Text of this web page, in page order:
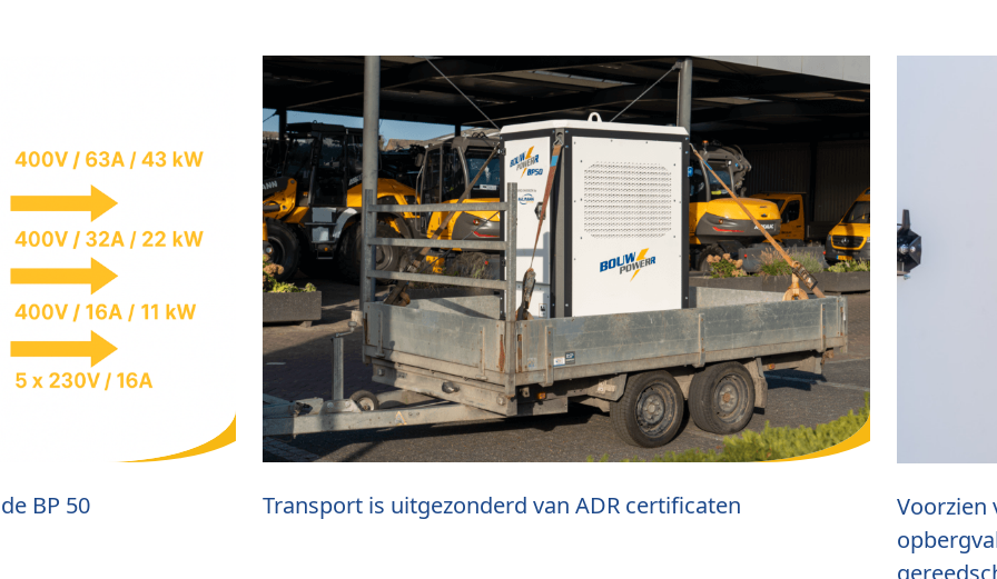
BP 50 Transport is uitgezonderd van ADR certificaten
Voorzien